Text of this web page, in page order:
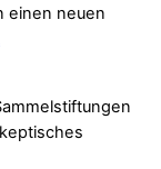
einen neuen